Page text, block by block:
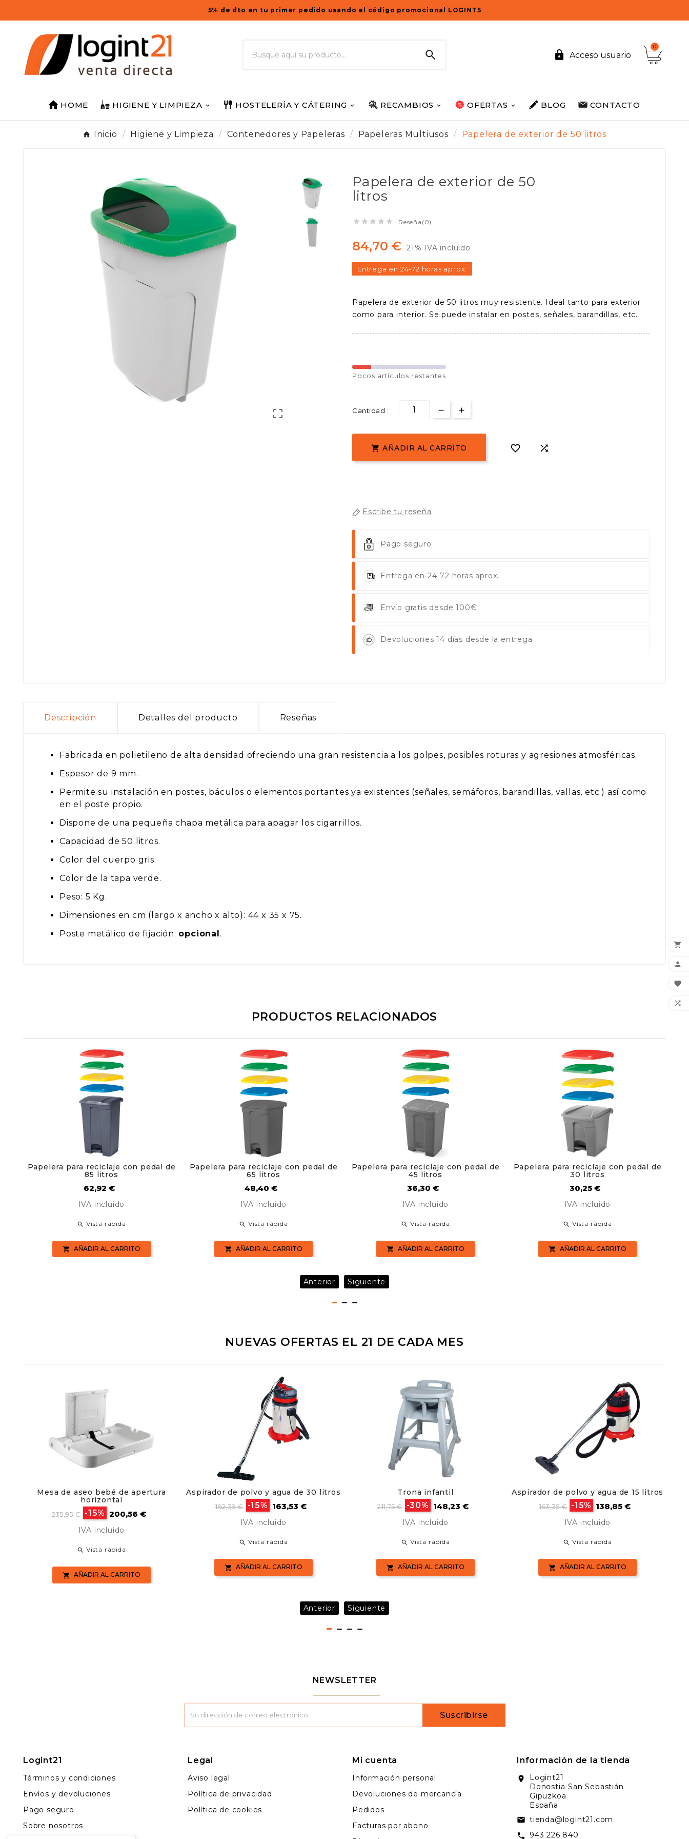
5% de dto en tu primer pedido usando el código promocional LOGINT5
  Acceso usuario
0
HOME HIGIENE Y LIMPIEZA HOSTELERÍA Y CÁTERING RECAMBIOS OFERTAS BLOG CONTACTO
Inicio Higiene y Limpieza Contenedores y Papeleras Papeleras Multiusos Papelera de exterior de 50 litros

Papelera de exterior de 50
litros
     Reseña(0)
84,70 € 21% IVA incluido
Entrega en 24-72 horas aprox.
Papelera de exterior de 50 litros muy resistente. Ideal tanto para exterior
como para interior. Se puede instalar en postes, señales, barandillas, etc.
Pocos artículos restantes
Cantidad :
 AÑADIR AL CARRITO  
Escribe tu reseña
Pago seguro
Entrega en 24-72 horas aprox.
Envío gratis desde 100€
Devoluciones 14 días desde la entrega
Descripción Detalles del producto Reseñas
Fabricada en polietileno de alta densidad ofreciendo una gran resistencia a los golpes, posibles roturas y agresiones atmosféricas.
Espesor de 9 mm.
Permite su instalación en postes, báculos o elementos portantes ya existentes (señales, semáforos, barandillas, vallas, etc.) así como
en el poste propio.
Dispone de una pequeña chapa metálica para apagar los cigarrillos.
Capacidad de 50 litros.
Color del cuerpo gris.
Color de la tapa verde.
Peso: 5 Kg.
Dimensiones en cm (largo x ancho x alto): 44 x 35 x 75.
Poste metálico de fijación: opcional .
PRODUCTOS RELACIONADOS
Papelera para reciclaje con pedal de
85 litros
Precio
62,92 €
IVA incluido
 Vista rápida
 AÑADIR AL CARRITO
Papelera para reciclaje con pedal de
65 litros
Precio
48,40 €
IVA incluido
 Vista rápida
 AÑADIR AL CARRITO
Papelera para reciclaje con pedal de
45 litros
Precio
36,30 €
IVA incluido
 Vista rápida
 AÑADIR AL CARRITO
Papelera para reciclaje con pedal de
30 litros
Precio
30,25 €
IVA incluido
 Vista rápida
 AÑADIR AL CARRITO
Anterior Siguiente
NUEVAS OFERTAS EL 21 DE CADA MES
Mesa de aseo bebé de apertura
horizontal
Precio
235,95 € -15% Precio
200,56 €
IVA incluido
 Vista rápida
 AÑADIR AL CARRITO
Aspirador de polvo y agua de 30 litros
Precio
192,39 € -15% Precio
163,53 €
IVA incluido
 Vista rápida
 AÑADIR AL CARRITO
Trona infantil
Precio
211,75 € -30% Precio
148,23 €
IVA incluido
 Vista rápida
 AÑADIR AL CARRITO
Aspirador de polvo y agua de 15 litros
Precio
163,35 € -15% Precio
138,85 €
IVA incluido
 Vista rápida
 AÑADIR AL CARRITO
Anterior Siguiente
NEWSLETTER
Suscribirse
Logint21
Términos y condiciones
Envíos y devoluciones
Pago seguro
Sobre nosotros
Legal
Aviso legal
Política de privacidad
Política de cookies
Mi cuenta
Información personal
Devoluciones de mercancía
Pedidos
Facturas por abono
Información de la tienda
location_on
Logint21
Donostia-San Sebastián
Gipuzkoa
España
email tienda@logint21.com
call 943 226 840



